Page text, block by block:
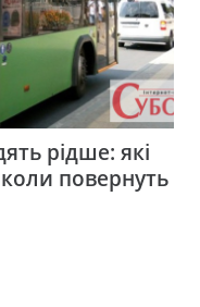
рідше: які
повернуть